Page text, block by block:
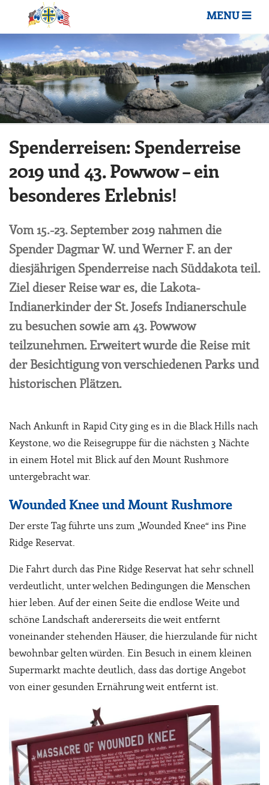
MENU
Spenderreisen: Spenderreise
2019 und 43. Powwow – ein
besonderes Erlebnis!
Vom 15.-23. September 2019 nahmen die
Spender Dagmar W. und Werner F. an der
diesjährigen Spenderreise nach Süddakota teil.
Ziel dieser Reise war es, die Lakota-
Indianerkinder der St. Josefs Indianerschule
zu besuchen sowie am 43. Powwow
teilzunehmen. Erweitert wurde die Reise mit
der Besichtigung von verschiedenen Parks und
historischen Plätzen.
Nach Ankunft in Rapid City ging es in die Black Hills nach
Keystone, wo die Reisegruppe für die nächsten 3 Nächte
in einem Hotel mit Blick auf den Mount Rushmore
untergebracht war.
Wounded Knee und Mount Rushmore
Der erste Tag führte uns zum „Wounded Knee“ ins Pine
Ridge Reservat.
Die Fahrt durch das Pine Ridge Reservat hat sehr schnell
verdeutlicht, unter welchen Bedingungen die Menschen
hier leben. Auf der einen Seite die endlose Weite und
schöne Landschaft andererseits die weit entfernt
voneinander stehenden Häuser, die hierzulande für nicht
bewohnbar gelten würden. Ein Besuch in einem kleinen
Supermarkt machte deutlich, dass das dortige Angebot
von einer gesunden Ernährung weit entfernt ist.